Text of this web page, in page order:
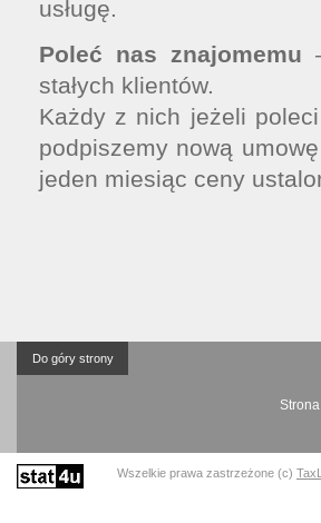
usługę.
Poleć nas znajomemu
stałych klientów.
Każdy z nich jeżeli
podpiszemy nową
jeden miesiąc ceny
Do góry strony
Wszelkie prawa zastrzeżone (c)